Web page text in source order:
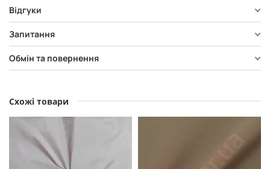
Відгуки
Запитання
Обмін та повернення
Схожі товари